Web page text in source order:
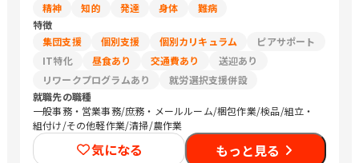
精神
知的 発達 身体
難病
特徴
集団支援
個別支援 個別カリキュラム
ピアサポート
IT特化
昼食あり 交通費あり
送迎あり
リワークプログラムあり
就労選択支援併設
就職先の職種
一般事務・営業事務/庶務・メールルーム/梱包作業/検品/組立・
組付け/その他軽作業/清掃/農作業
気になる もっと見る